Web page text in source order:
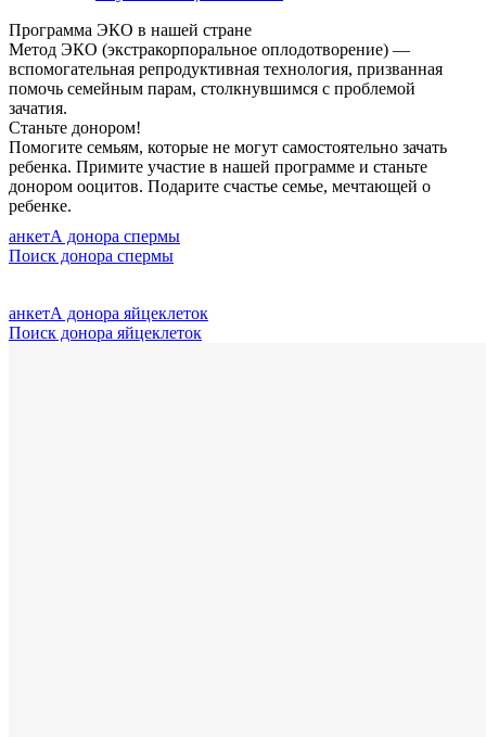
Программа ЭКО в нашей стране
Метод ЭКО (экстракорпоральное оплодотворение) —
вспомогательная репродуктивная технология, призванная
помочь семейным парам, столкнувшимся с проблемой
зачатия.
Станьте донором!
Помогите семьям, которые не могут самостоятельно зачать
ребенка. Примите участие в нашей программе и станьте
донором ооцитов. Подарите счастье семье, мечтающей о
ребенке.
анкетА донора спермы
Поиск донора спермы
анкетА донора яйцеклеток
Поиск донора яйцеклеток